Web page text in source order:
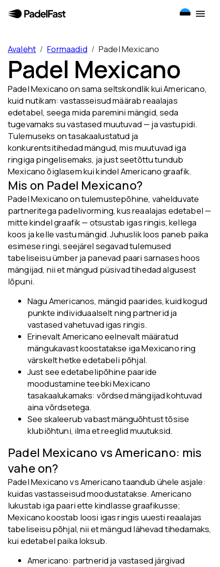
Avaleht / Formaadid / Padel Mexicano
Padel Mexicano
Padel Mexicano on sama seltskondlik kui Americano,
kuid nutikam: vastasseisud määrab reaalajas
edetabel, seega mida paremini mängid, seda
tugevamaks su vastased muutuvad — ja vastupidi.
Tulemuseks on tasakaalustatud ja
konkurentsitihedad mängud, mis muutuvad iga
ringiga pingelisemaks, ja just seetõttu tundub
Mexicano õiglasem kui kindel Americano graafik.
Mis on Padel Mexicano?
Padel Mexicano on tulemustepõhine, vahelduvate
partneritega padelivorming, kus reaalajas edetabel —
mitte kindel graafik — otsustab igas ringis, kellega
koos ja kelle vastu mängid. Juhuslik loos paneb paika
esimese ringi, seejärel segavad tulemused
tabeliseisu ümber ja panevad paari sarnases hoos
mängijad, nii et mängud püsivad tihedad algusest
lõpuni.
Nagu Americanos, mängid paarides, kuid kogud
punkte individuaalselt ning partnerid ja
vastased vahetuvad igas ringis.
Erinevalt Americano eelnevalt määratud
mängukavast koostatakse iga Mexicano ring
värskelt hetke edetabeli põhjal.
Just see edetabelipõhine paaride
moodustamine teebki Mexicano
tasakaalukamaks: võrdsed mängijad kohtuvad
aina võrdsetega.
See skaleerub vabast mänguõhtust tõsise
klubiõhtuni, ilma et reeglid muutuksid.
Padel Mexicano vs Americano: mis
vahe on?
Padel Mexicano vs Americano taandub ühele asjale:
kuidas vastasseisud moodustatakse. Americano
lukustab iga paari ette kindlasse graafikusse;
Mexicano koostab loosi igas ringis uuesti reaalajas
tabeliseisu põhjal, nii et mängud lähevad tihedamaks,
kui edetabel paika loksub.
Americano: partnerid ja vastased järgivad